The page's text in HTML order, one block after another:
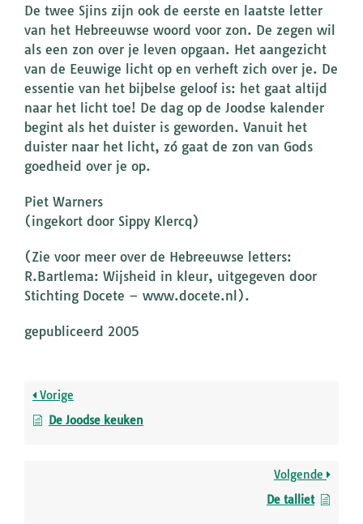
De twee Sjins zijn ook de eerste en laatste letter
van het Hebreeuwse woord voor zon. De zegen wil
als een zon over je leven opgaan. Het aangezicht
van de Eeuwige licht op en verheft zich over je. De
essentie van het bijbelse geloof is: het gaat altijd
naar het licht toe! De dag op de Joodse kalender
begint als het duister is geworden. Vanuit het
duister naar het licht, zó gaat de zon van Gods
goedheid over je op.
Piet Warners
(ingekort door Sippy Klercq)
(Zie voor meer over de Hebreeuwse letters:
R.Bartlema: Wijsheid in kleur, uitgegeven door
Stichting Docete – www.docete.nl).
gepubliceerd 2005
Vorige
De Joodse keuken
Volgende
De talliet